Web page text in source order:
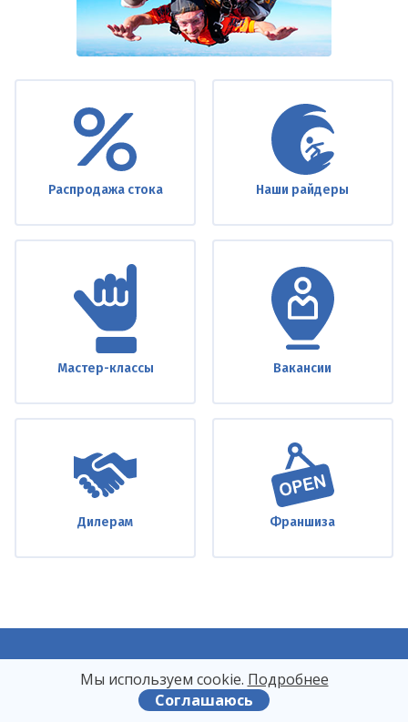
Распродажа стока Наши райдеры
Мастер-классы Вакансии
Дилерам Франшиза
8 (495) 728-25-48
8(962) 938-92-78
Мы используем сооkіе. Подробнее
Соглашаюсь